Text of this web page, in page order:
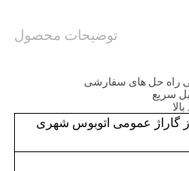
توضیحات محصول
گاراژ عمومی اتوبوس شهری